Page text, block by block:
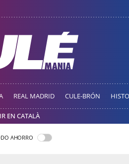
REAL MADRID CULE-BRÓN
EN CATALÀ
AHORRO